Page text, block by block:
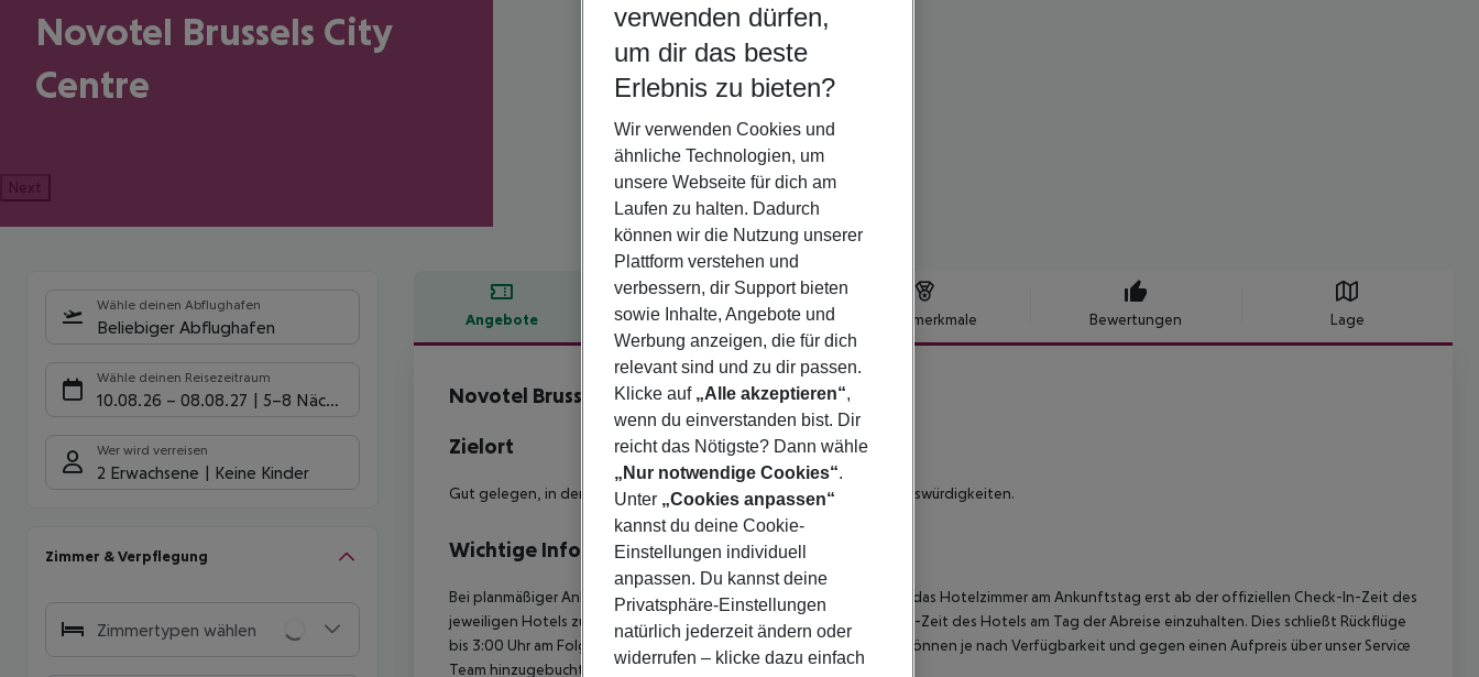
Novotel Brussels City
Centre
Next
Wähle deinen Abflughafen
Beliebiger Abflughafen
Wähle deinen Reisezeitraum
10.08.26 – 08.08.27 5-8 Nächte
Wer wird verreisen
2 Erwachsene Keine Kinder
Zimmer & Verpflegung
Zimmertypen wählen
Angebote Hotelbeschreibung Hotelmerkmale Bewertungen Lage
Hotelbeschreibung
Novotel Brussels City Centre
Zielort
Gut gelegen, in der Nähe von Läden, Restaurants und lokalen Sehenswürdigkeiten.
Wichtige Informationen
Bei planmäßiger Ankunft im Zielgebiet ab 04:00 Uhr morgens steht das Hotelzimmer am Ankunftstag erst ab der offiziellen Check-In-Zeit des
jeweiligen Hotels zur Verfügung. Ebenso ist die offizielle Check-Out-Zeit des Hotels am Tag der Abreise einzuhalten. Dies schließt Rückflüge
bis 3:00 Uhr am Folgetag ein. Früh-Check-In bzw. Spät-Check-Out können je nach Verfügbarkeit und gegen einen Aufpreis über unser Service
Team hinzugebucht werden.
verwenden dürfen,
um dir das beste
Erlebnis zu bieten?
Wir verwenden Cookies und
ähnliche Technologien, um
unsere Webseite für dich am
Laufen zu halten. Dadurch
können wir die Nutzung unserer
Plattform verstehen und
verbessern, dir Support bieten
sowie Inhalte, Angebote und
Werbung anzeigen, die für dich
relevant sind und zu dir passen.
Klicke auf „Alle akzeptieren“,
wenn du einverstanden bist. Dir
reicht das Nötigste? Dann wähle
„Nur notwendige Cookies“.
Unter „Cookies anpassen“
kannst du deine Cookie-
Einstellungen individuell
anpassen. Du kannst deine
Privatsphäre-Einstellungen
natürlich jederzeit ändern oder
widerrufen – klicke dazu einfach